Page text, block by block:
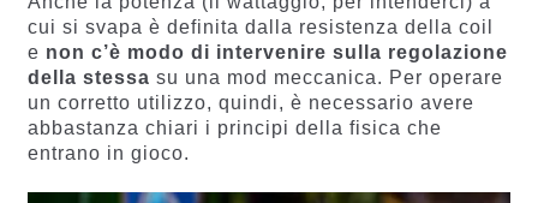
cui si svapa è definita dalla resistenza della coil
e non c’è modo di intervenire sulla regolazione
della stessa su una mod meccanica. Per operare
un corretto utilizzo, quindi, è necessario avere
abbastanza chiari i principi della fisica che
entrano in gioco.